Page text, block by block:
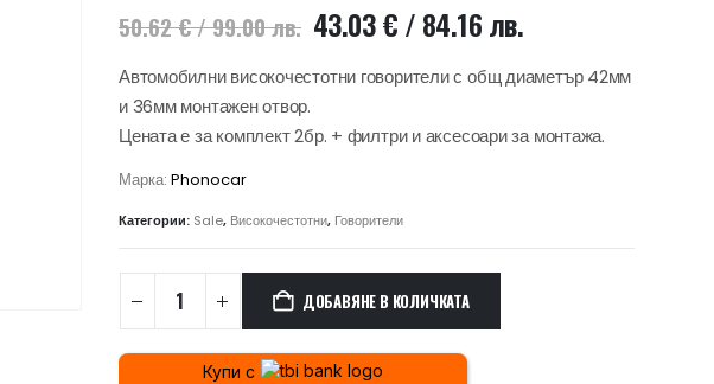
50.62€/ 99.00 лв. Original
price
was:
/
43.03€/ 84.16 лв.Текущата
цена
е:
/
Автомобилни високочестотни говорители с общ диаметър 42мм
и 36мм монтажен отвор.
Цената е за комплект 2бр. + филтри и аксесоари за монтажа.
Марка: Phonocar
Категории: Sale, Високочестотни, Говорители
ДОБАВЯНЕ В КОЛИЧКАТА
Купи с